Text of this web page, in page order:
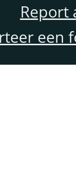
Report
een